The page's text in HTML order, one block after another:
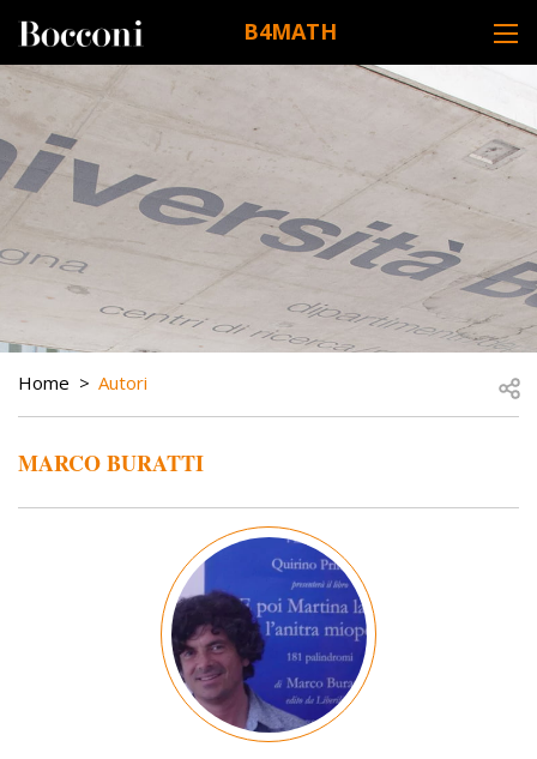
B4MATH
DESK NAVIGATION
BREADCRUMB
Home Autori
MARCO BURATTI